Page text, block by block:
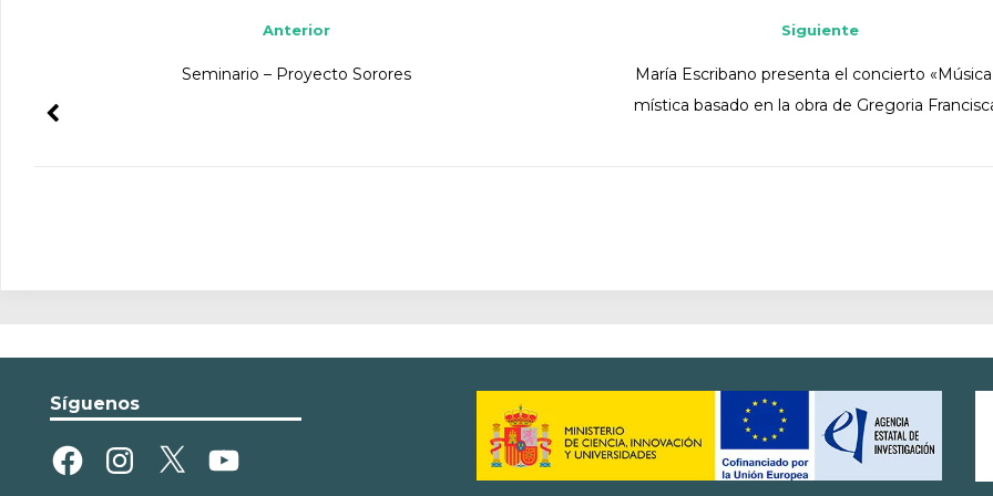
Siguiente
María Escribano presenta el concierto
mística basado en la obra de Gregoria
Anterior
Seminario – Proyecto Sorores
Síguenos
FacebookInstagram
X YouTube